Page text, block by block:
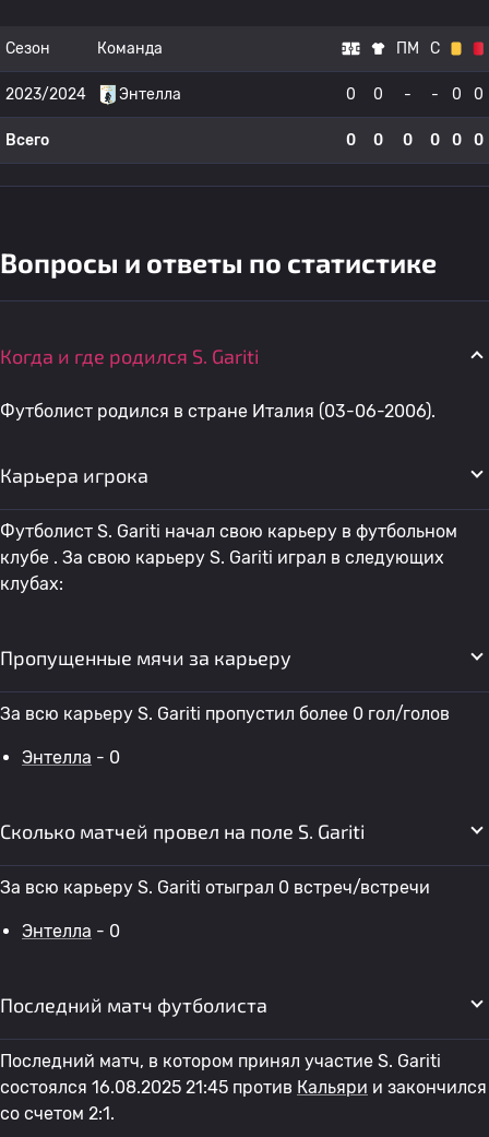
Сезон Команда ПМ С
2023/2024 Энтелла 0 0 - - 0 0
Всего 0 0 0 0 0 0
Вопросы и ответы по статистике
Когда и где родился S. Gariti
Футболист родился в стране Италия (03-06-2006).
Карьера игрока
Футболист S. Gariti начал свою карьеру в футбольном
клубе . За свою карьеру S. Gariti играл в следующих
клубах:
Пропущенные мячи за карьеру
За всю карьеру S. Gariti пропустил более 0 гол/голов
Энтелла - 0
Сколько матчей провел на поле S. Gariti
За всю карьеру S. Gariti отыграл 0 встреч/встречи
Энтелла - 0
Последний матч футболиста
Последний матч, в котором принял участие S. Gariti
состоялся 16.08.2025 21:45 против Кальяри и закончился
со счетом 2:1.